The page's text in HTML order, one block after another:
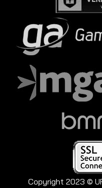
สมัครฝาก ถอนเข้าเล่น
Copyright 2023 ©